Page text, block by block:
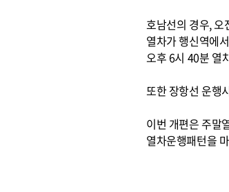
호남선의 경우,
열차가 행신역에
오후 6시 40분 열
또한 장항선 운행
이번 개편은 주말
열차운행패턴을